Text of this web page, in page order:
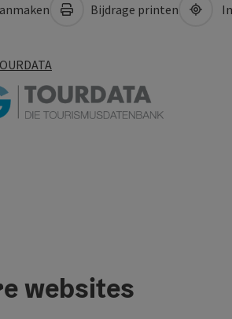
Bijdrage printen
websites